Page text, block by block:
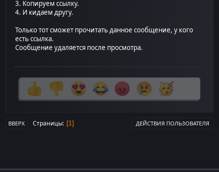
3. Копируем ссылку.
4. И кидаем другу.
Только тот сможет прочитать данное сообщение, у кого
есть ссылка.
Сообщение удаляется после просмотра.
ВВЕРХ Страницы 1 ДЕЙСТВИЯ ПОЛЬЗОВАТЕЛЯ